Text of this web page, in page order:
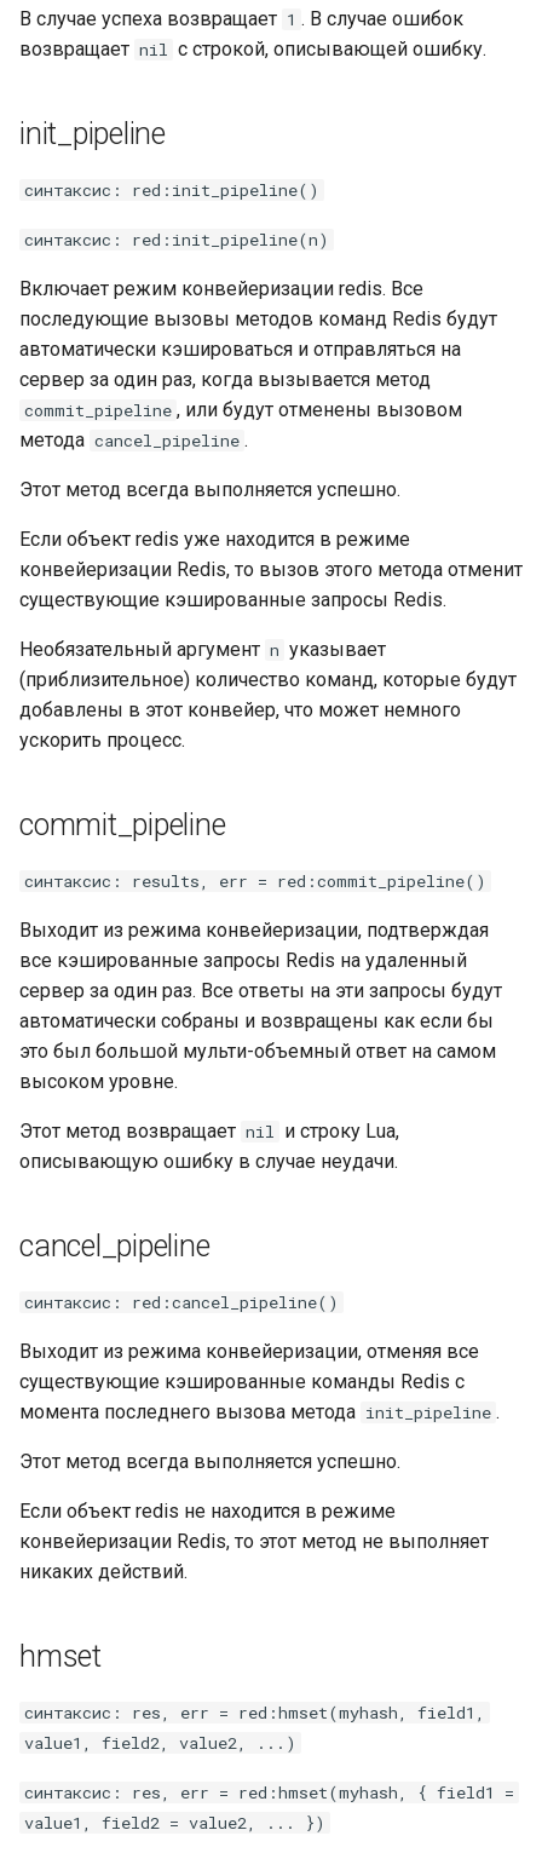
В случае успеха возвращает 1 . В случае ошибок
возвращает nil с строкой, описывающей ошибку.
init_pipeline
синтаксис: red:init_pipeline()
синтаксис: red:init_pipeline(n)
Включает режим конвейеризации redis. Все
последующие вызовы методов команд Redis будут
автоматически кэшироваться и отправляться на
сервер за один раз, когда вызывается метод
commit_pipeline , или будут отменены вызовом
метода cancel_pipeline .
Этот метод всегда выполняется успешно.
Если объект redis уже находится в режиме
конвейеризации Redis, то вызов этого метода отменит
существующие кэшированные запросы Redis.
Необязательный аргумент n указывает
(приблизительное) количество команд, которые будут
добавлены в этот конвейер, что может немного
ускорить процесс.
commit_pipeline
синтаксис: results, err = red:commit_pipeline()
Выходит из режима конвейеризации, подтверждая
все кэшированные запросы Redis на удаленный
сервер за один раз. Все ответы на эти запросы будут
автоматически собраны и возвращены как если бы
это был большой мульти-объемный ответ на самом
высоком уровне.
Этот метод возвращает nil и строку Lua,
описывающую ошибку в случае неудачи.
cancel_pipeline
синтаксис: red:cancel_pipeline()
Выходит из режима конвейеризации, отменяя все
существующие кэшированные команды Redis с
момента последнего вызова метода init_pipeline .
Этот метод всегда выполняется успешно.
Если объект redis не находится в режиме
конвейеризации Redis, то этот метод не выполняет
никаких действий.
hmset
синтаксис: res, err = red:hmset(myhash, field1,
value1, field2, value2, ...)
синтаксис: res, err = red:hmset(myhash, { field1 =
value1, field2 = value2, ... })